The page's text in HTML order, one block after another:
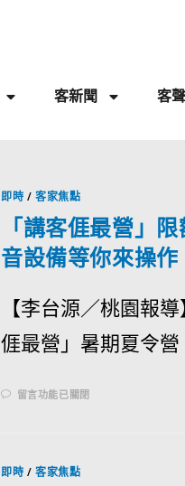
客新聞 客
即時 /客家焦點
「講客𠊎最營」
音設備等你來操作
【李台源／桃園報
𠊎最營」暑期夏令
留言功能已關閉
即時 /客家焦點